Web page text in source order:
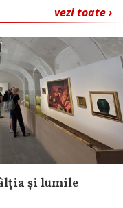
vezi toate ›
și lumile